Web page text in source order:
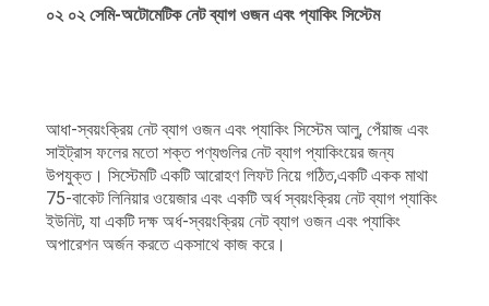
০২ ০২ সেমি-অটোমেটিক নেট ব্যাগ ওজন এবং প্যাকিং সিস্টেম
আধা-স্বয়ংক্রিয় নেট ব্যাগ ওজন এবং প্যাকিং সিস্টেম আলু, পেঁয়াজ এবং
সাইট্রাস ফলের মতো শক্ত পণ্যগুলির নেট ব্যাগ প্যাকিংয়ের জন্য
উপযুক্ত। সিস্টেমটি একটি আরোহণ লিফট নিয়ে গঠিত,একটি একক মাথা
75-বাকেট লিনিয়ার ওয়েজার এবং একটি অর্ধ স্বয়ংক্রিয় নেট ব্যাগ প্যাকিং
ইউনিট, যা একটি দক্ষ অর্ধ-স্বয়ংক্রিয় নেট ব্যাগ ওজন এবং প্যাকিং